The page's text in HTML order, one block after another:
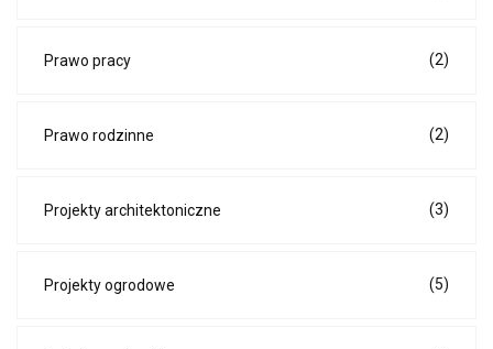
Prawo pracy (2)
Prawo rodzinne (2)
Projekty architektoniczne (3)
Projekty ogrodowe (5)